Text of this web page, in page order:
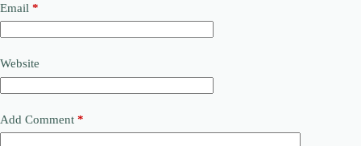
Email *
Website
Add Comment *